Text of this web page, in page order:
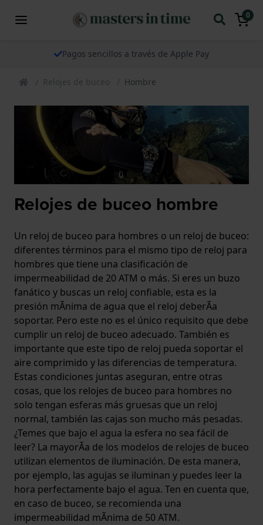
0
Pagos sencillos a través de Apple Pay
Relojes de buceo Hombre
Relojes de buceo hombre
Un reloj de buceo para hombres o un reloj de buceo:
diferentes términos para el mismo tipo de reloj para
hombres que tiene una clasificación de
impermeabilidad de 20 ATM o más. Si eres un buzo
fanático y buscas un reloj confiable, esta es la
presión mÃ­nima de agua que el reloj deberÃ­a
soportar. Pero este no es el único requisito que debe
cumplir un reloj de buceo adecuado. También es
importante que este tipo de reloj pueda soportar el
aire comprimido y las diferencias de temperatura.
Estas condiciones juntas aseguran, entre otras
cosas, que los relojes de buceo para hombres no
solo tengan esferas más gruesas que un reloj
normal, también las cajas son mucho más pesadas.
¿Temes que bajo el agua la esfera no sea fácil de
leer? La mayorÃ­a de los modelos de relojes de buceo
utilizan elementos de iluminación. De esta manera,
por ejemplo, las agujas se iluminan y puedes leer la
hora perfectamente bajo el agua. Ten en cuenta que,
en caso de buceo, se recomienda una
impermeabilidad mÃ­nima de 50 ATM.